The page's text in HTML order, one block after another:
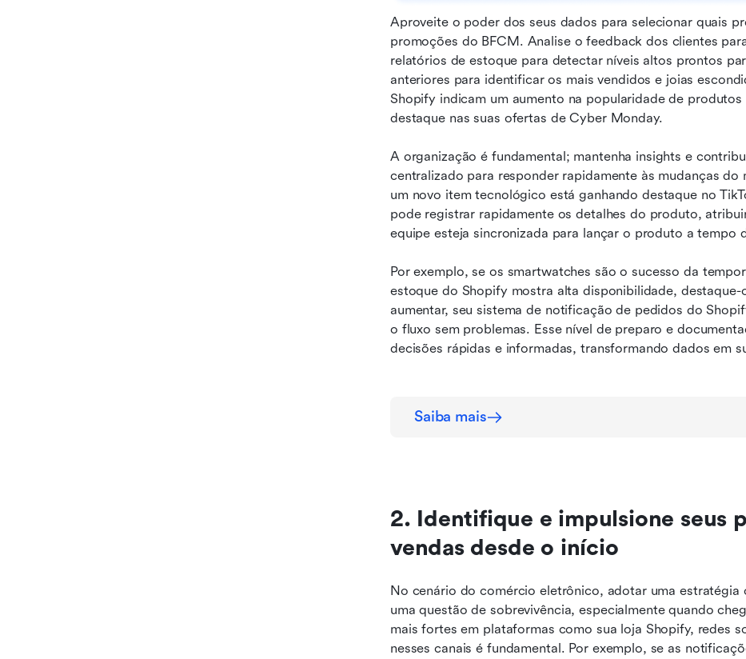
Aproveite o poder dos seus dados para selecionar quais
promoções do BFCM. Analise o feedback dos clientes
relatórios de estoque para detectar níveis altos prontos
anteriores para identificar os mais vendidos e joias
Shopify indicam um aumento na popularidade de
destaque nas suas ofertas de Cyber Monday.
A organização é fundamental; mantenha insights e
centralizado para responder rapidamente às mudanças
um novo item tecnológico está ganhando destaque no
pode registrar rapidamente os detalhes do produto,
equipe esteja sincronizada para lançar o produto a tempo
Por exemplo, se os smartwatches são o sucesso da
estoque do Shopify mostra alta disponibilidade,
aumentar, seu sistema de notificação de pedidos do
o fluxo sem problemas. Esse nível de preparo e
decisões rápidas e informadas, transformando dados em
Saiba mais
2. Identifique e impulsione seus
vendas desde o início
No cenário do comércio eletrônico, adotar uma
uma questão de sobrevivência, especialmente quando
mais fortes em plataformas como sua loja Shopify, redes
nesses canais é fundamental. Por exemplo, se as